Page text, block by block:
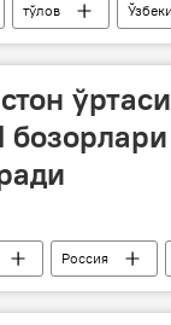
тўлов
Россия